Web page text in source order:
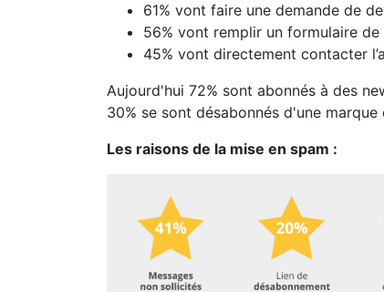
61% vont faire une demande de
56% vont remplir un formulaire
45% vont directement contacter
Aujourd'hui 72% sont abonnés à des
30% se sont désabonnés d'une
Les raisons de la mise en spam :